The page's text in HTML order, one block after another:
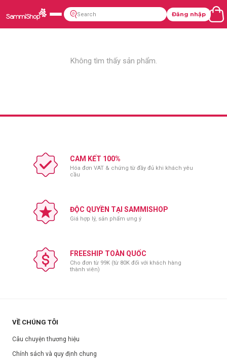
Đăng nhập
Không tìm thấy sản phẩm.
CAM KẾT 100%
Hóa đơn VAT & chứng từ đầy đủ khi khách yêu
cầu
ĐỘC QUYỀN TẠI SAMMISHOP
Giá hợp lý, sản phẩm ưng ý
FREESHIP TOÀN QUỐC
Cho đơn từ 99K (từ 80K đối với khách hàng
thành viên)
VỀ CHÚNG TÔI
Câu chuyện thương hiệu
Chính sách và quy định chung